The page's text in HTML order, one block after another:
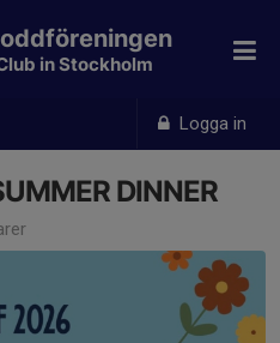
Logga in
in Stockholm
DINNER